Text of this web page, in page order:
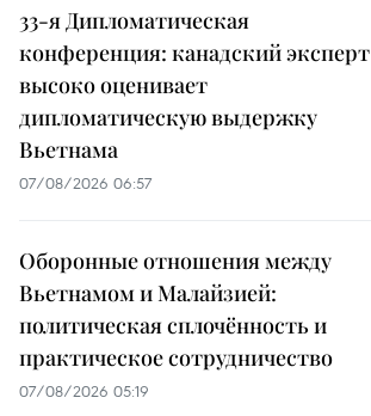
33-я Дипломатическая
конференция: канадский эксперт
высоко оценивает
дипломатическую выдержку
Вьетнама
07/08/2026 06:57
Оборонные отношения между
Вьетнамом и Малайзией:
политическая сплочённость и
практическое сотрудничество
07/08/2026 05:19